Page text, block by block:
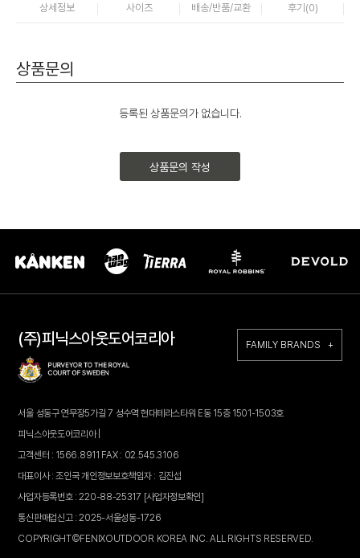
상세정보 사이즈 배송/반품/교환 후기(0)
상품문의
등록된 상품문의가 없습니다.
상품문의 작성
(주)피닉스아웃도어코리아 FAMILY BRANDS +
서울 성동구 연무장5가길 7 성수역 현대테라스타워 E동 15층 1501-1503호
피닉스아웃도어코리아 |
고객센터 : 1566.8911 FAX : 02.545.3106
대표이사 : 조인국 개인정보보호책임자 : 김진섭
사업자등록번호 : 220-88-25317 [사업자정보확인]
통신판매업신고 : 2025-서울성동-1726
COPYRIGHT©FENIXOUTDOOR KOREA INC. ALL RIGHTS RESERVED.